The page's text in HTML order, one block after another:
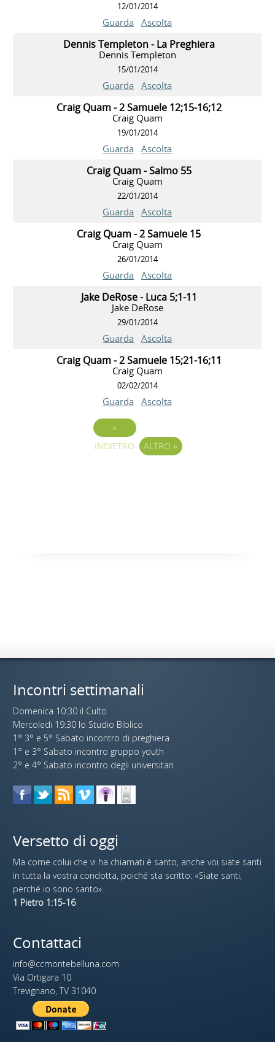
12/01/2014
Guarda Ascolta
Dennis Templeton - La Preghiera
Dennis Templeton
15/01/2014
Guarda Ascolta
Craig Quam - 2 Samuele 12;15-16;12
Craig Quam
19/01/2014
Guarda Ascolta
Craig Quam - Salmo 55
Craig Quam
22/01/2014
Guarda Ascolta
Craig Quam - 2 Samuele 15
Craig Quam
26/01/2014
Guarda Ascolta
Jake DeRose - Luca 5;1-11
Jake DeRose
29/01/2014
Guarda Ascolta
Craig Quam - 2 Samuele 15;21-16;11
Craig Quam
02/02/2014
Guarda Ascolta
«
INDIETRO
ALTRO »
Incontri settimanali
Domenica 10:30 il Culto
Mercoledi 19:30 lo Studio Biblico
1° 3° e 5° Sabato incontro di preghiera
1° e 3° Sabato incontro gruppo youth
2° e 4° Sabato incontro degli universitari
Versetto di oggi
Ma come colui che vi ha chiamati è santo, anche voi siate santi
in tutta la vostra condotta, poiché sta scritto: «Siate santi,
perché io sono santo».
1 Pietro 1:15-16
Contattaci
info@ccmontebelluna.com
Via Ortigara 10
Trevignano, TV 31040